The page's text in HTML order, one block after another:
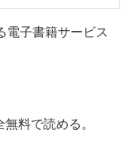
電子書籍サービス
料で読める。